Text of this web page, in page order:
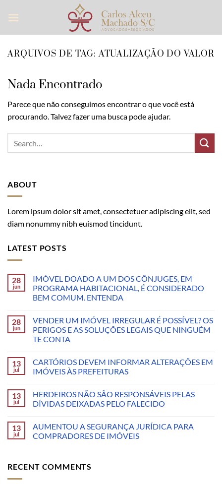
ARQUIVOS DE TAG:ATUALIZAÇÃO DO VALOR
Nada Encontrado
Parece que não conseguimos encontrar o que você está
procurando. Talvez fazer uma busca pode ajudar.
ABOUT
Lorem ipsum dolor sit amet, consectetuer adipiscing elit, sed
diam nonummy nibh euismod tincidunt.
LATEST POSTS
28
jun
IMÓVEL DOADO A UM DOS CÔNJUGES, EM
PROGRAMA HABITACIONAL, É CONSIDERADO
BEM COMUM. ENTENDA
28
jun
VENDER UM IMÓVEL IRREGULAR É POSSÍVEL? OS
PERIGOS E AS SOLUÇÕES LEGAIS QUE NINGUÉM
TE CONTA
13
jul
CARTÓRIOS DEVEM INFORMAR ALTERAÇÕES EM
IMÓVEIS ÀS PREFEITURAS
13
jul
HERDEIROS NÃO SÃO RESPONSÁVEIS PELAS
DÍVIDAS DEIXADAS PELO FALECIDO
13
jul
AUMENTOU A SEGURANÇA JURÍDICA PARA
COMPRADORES DE IMÓVEIS
RECENT COMMENTS